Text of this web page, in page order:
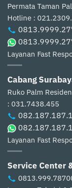
Permata Taman
Hotline :
Layanan Fast
Cabang
Ruko Palm
: 031.7438.455
Layanan Fast
Service Center